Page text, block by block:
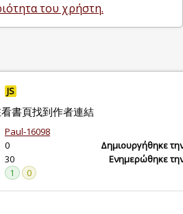
του χρήστη.
JS
書頁找到作者連結
Paul-16098
0
30
1 0
Δημιουργήθηκε
Ενημερώθηκε